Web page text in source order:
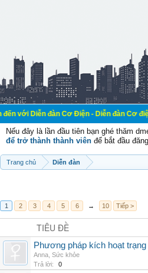
đàn Cơ Điện - Diễn đàn Cơ điện là nơi
Nếu đây là lần đầu tiên bạn ghé thăm
để trở thành thành viên để bắt đầu
Trang chủ Diễn đàn
1 2 3 4 5 6 → 10 Tiếp >
TIÊU ĐỀ
Phương pháp kích hoạt
Anna Sức khỏe
Trả lời:
0